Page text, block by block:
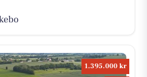
1.395.000 kr